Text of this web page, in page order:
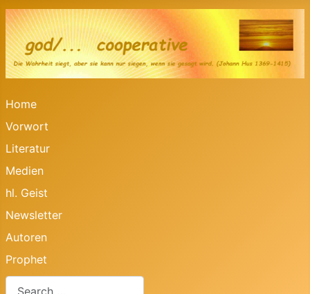
Home
Vorwort
Literatur
Medien
hl. Geist
Newsletter
Autoren
Prophet
Search